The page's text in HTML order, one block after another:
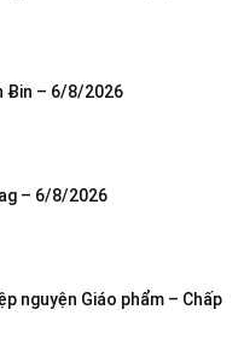
Ƀin – 6/8/2026
– 6/8/2026
nguyện Giáo phẩm – Chấp